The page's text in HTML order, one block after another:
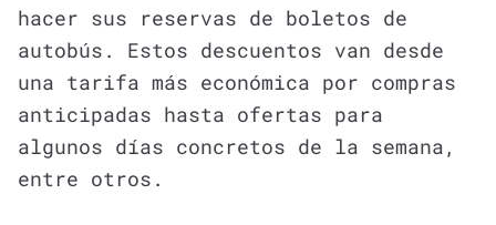
hacer sus reservas de boletos de
autobús. Estos descuentos van desde
una tarifa más económica por compras
anticipadas hasta ofertas para
algunos días concretos de la semana,
entre otros.